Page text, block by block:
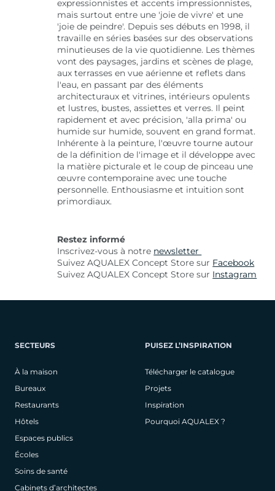
expressionnistes et accents impressionnistes,
mais surtout entre une 'joie de vivre' et une
'joie de peindre'. Depuis ses débuts en 1998, il
travaille en séries basées sur des observations
minutieuses de la vie quotidienne. Les thèmes
vont des paysages, jardins et scènes de plage,
aux terrasses en vue aérienne et reflets dans
l'eau, en passant par des éléments
architecturaux et vitrines, intérieurs opulents
et lustres, bustes, assiettes et verres. Il peint
rapidement et avec précision, 'alla prima' ou
humide sur humide, souvent en grand format.
Inhérente à la peinture, l'œuvre tourne autour
de la définition de l'image et il développe avec
la matière picturale et le coup de pinceau une
œuvre contemporaine avec une touche
personnelle. Enthousiasme et intuition sont
primordiaux.
Restez informé
Inscrivez-vous à notre newsletter
Suivez AQUALEX Concept Store sur Facebook
Suivez AQUALEX Concept Store sur Instagram
SECTEURS
À la maison
Bureaux
Restaurants
Hôtels
Espaces publics
Écoles
Soins de santé
Cabinets d’architectes
PUISEZ L’INSPIRATION
Télécharger le catalogue
Projets
Inspiration
Pourquoi AQUALEX ?